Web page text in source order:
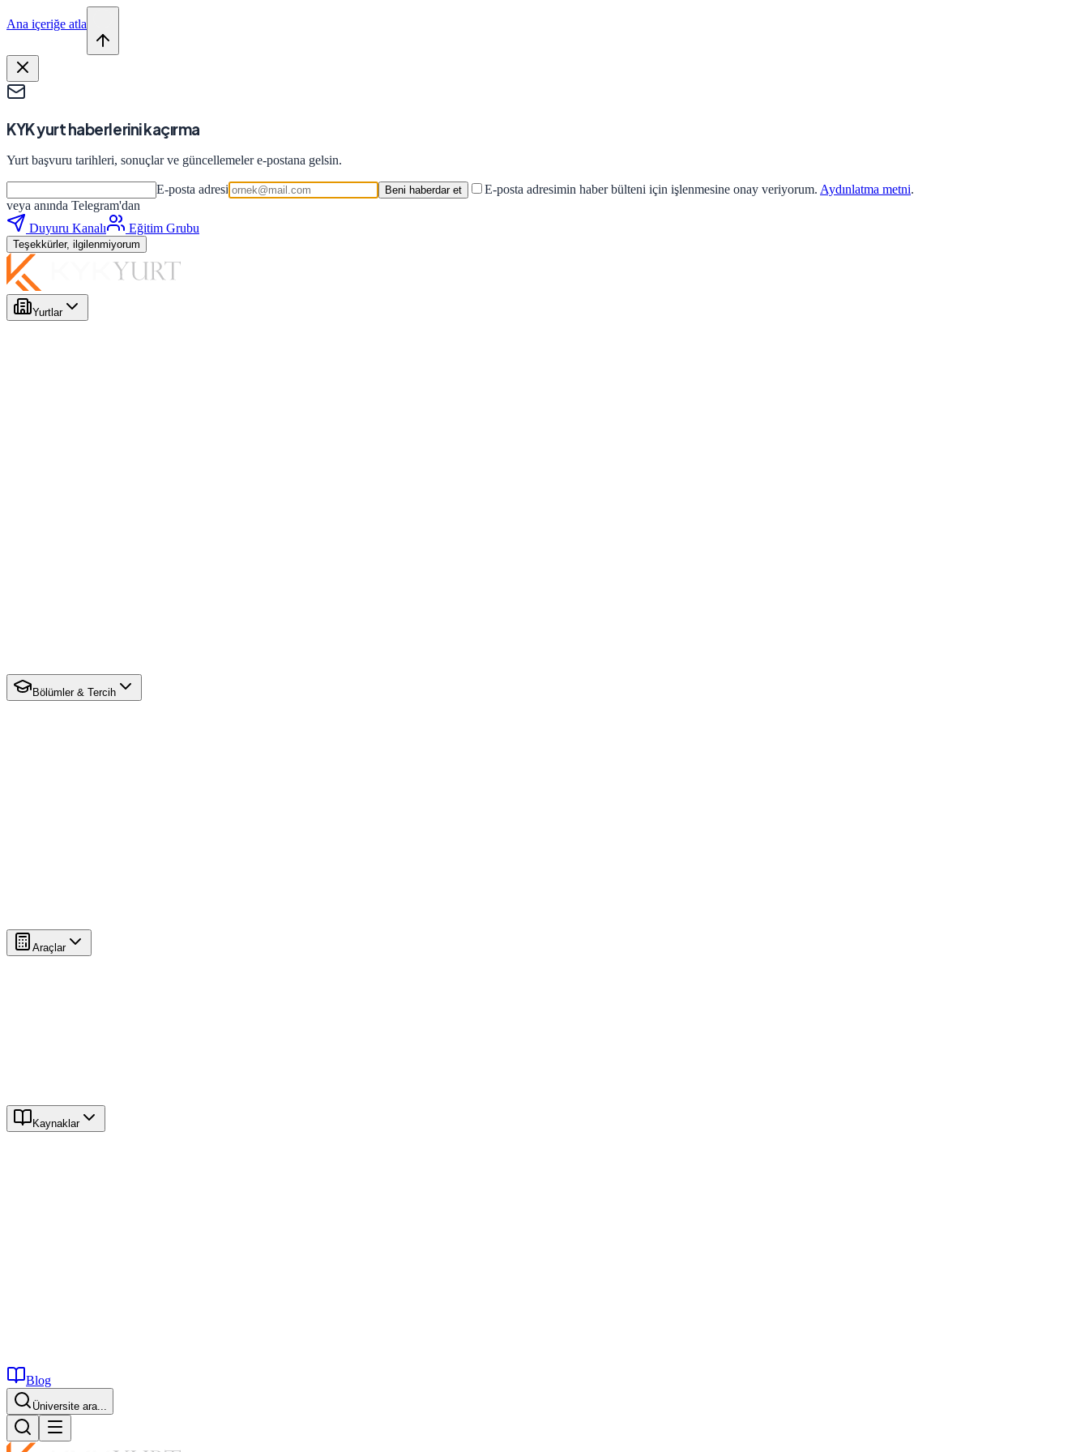
Ana içeriğe atla
KYK yurt haberlerini kaçırma
Yurt başvuru tarihleri, sonuçlar ve güncellemeler e-postana gelsin.
E-posta adresi Beni haberdar et E-posta adresimin haber bülteni için işlenmesine onay veriyorum. Aydınlatma metni.
veya anında Telegram'dan
Duyuru Kanalı
Eğitim Grubu
Teşekkürler, ilgilenmiyorum
Yurtlar
Bölümler & Tercih
Araçlar
Kaynaklar
Blog
Üniversite ara...